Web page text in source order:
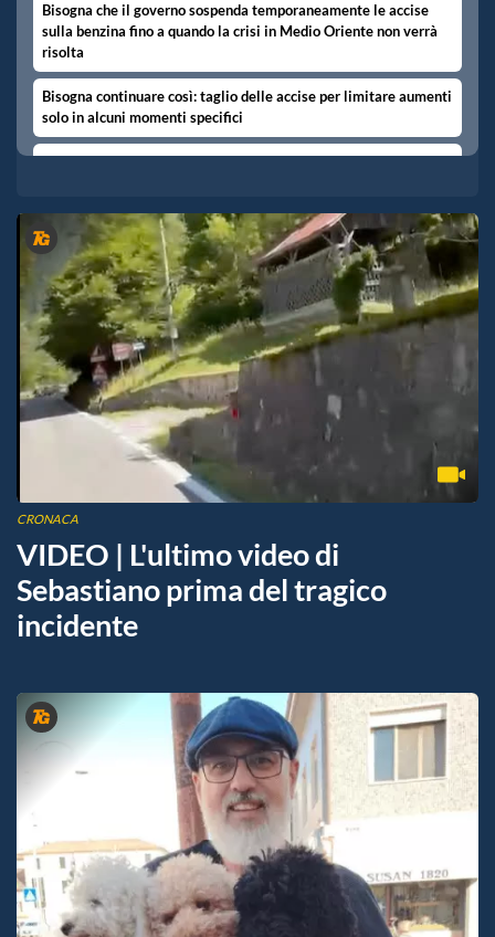
Bisogna che il governo sospenda temporaneamente le accise
sulla benzina fino a quando la crisi in Medio Oriente non verrà
risolta
Bisogna continuare così: taglio delle accise per limitare aumenti
solo in alcuni momenti specifici
Non bisogna fare nulla: questa tempesta economica verrà
I sondaggi hanno il solo scopo di consentire agli utenti di esprimere la propria
opinione sui temi di attualità.
CRONACA
VIDEO | L'ultimo video di
Sebastiano prima del tragico
incidente